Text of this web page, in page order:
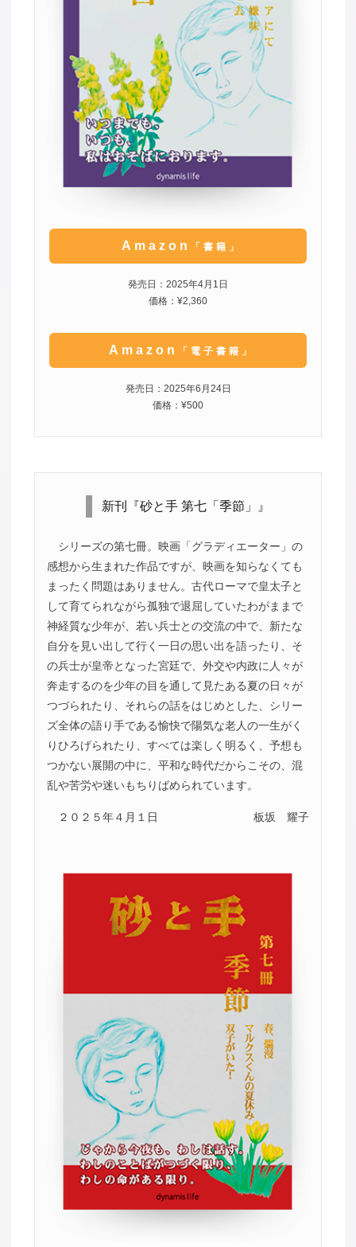
Amazon 「書籍」
発売日：2025年4月1日
価格：¥2,360
Amazon 「電子書籍」
発売日：2025年6月24日
価格：¥500
新刊『砂と手 第七「季節」』
シリーズの第七冊。映画「グラディエーター」の
感想から生まれた作品ですが、映画を知らなくても
まったく問題はありません。古代ローマで皇太子と
して育てられながら孤独で退屈していたわがままで
神経質な少年が、若い兵士との交流の中で、新たな
自分を見い出して行く一日の思い出を語ったり、そ
の兵士が皇帝となった宮廷で、外交や内政に人々が
奔走するのを少年の目を通して見たある夏の日々が
つづられたり、それらの話をはじめとした、シリー
ズ全体の語り手である愉快で陽気な老人の一生がく
りひろげられたり、すべては楽しく明るく、予想も
つかない展開の中に、平和な時代だからこその、混
乱や苦労や迷いもちりばめられています。
２０２５年４月１日 板坂 耀子